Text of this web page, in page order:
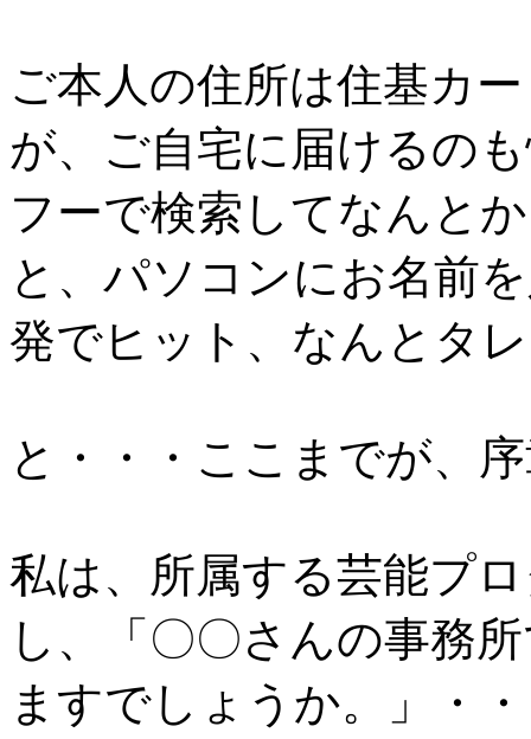
ご本人の住所は住基カ
が、ご自宅に届けるの
フーで検索してなんと
と、パソコンにお名前
発でヒット、なんとタ
と・・・ここまでが、
私は、所属する芸能プ
し、「〇〇さんの事務
ますでしょうか。」・